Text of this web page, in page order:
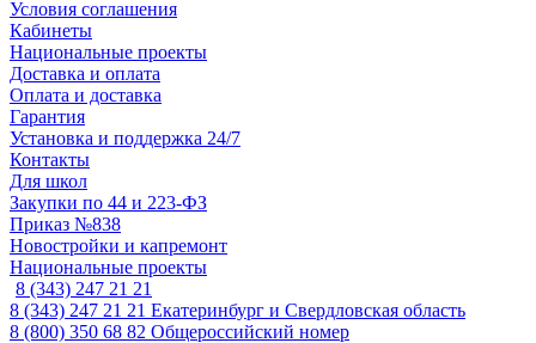
Условия соглашения
Кабинеты
Национальные проекты
Доставка и оплата
Оплата и доставка
Гарантия
Установка и поддержка 24/7
Контакты
Для школ
Закупки по 44 и 223-ФЗ
Приказ №838
Новостройки и капремонт
Национальные проекты
8 (343) 247 21 21
8 (343) 247 21 21 Екатеринбург и Свердловская область
8 (800) 350 68 82 Общероссийский номер